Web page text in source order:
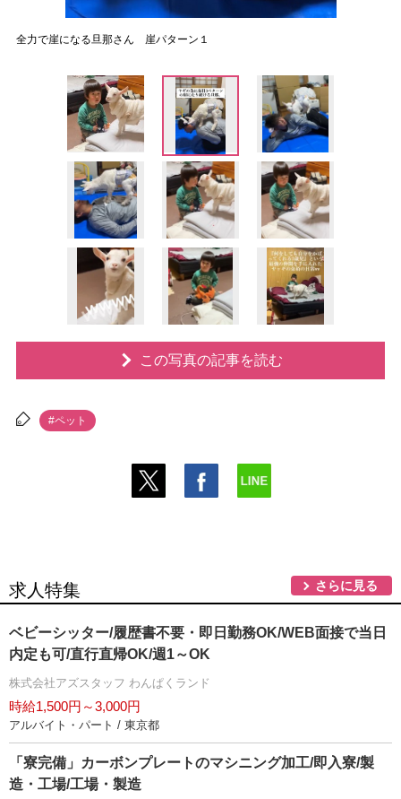
全力で崖になる旦那さん 崖パターン１
この写真の記事を読む
#ペット
求人特集 さらに見る
ベビーシッター/履歴書不要・即日勤務OK/WEB面接で当日
内定も可/直行直帰OK/週1～OK
株式会社アズスタッフ わんぱくランド
時給1,500円～3,000円
アルバイト・パート / 東京都
「寮完備」カーボンプレートのマシニング加工/即入寮/製
造・工場/工場・製造